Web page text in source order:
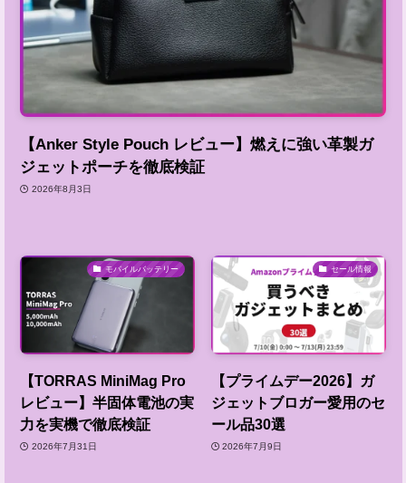
【Anker Style Pouch レビュー】燃えに強い革製ガ
ジェットポーチを徹底検証
2026年8月3日
モバイルバッテリー
【TORRAS MiniMag Pro
レビュー】半固体電池の実
力を実機で徹底検証
2026年7月31日
セール情報
【プライムデー2026】ガ
ジェットブロガー愛用のセ
ール品30選
2026年7月9日